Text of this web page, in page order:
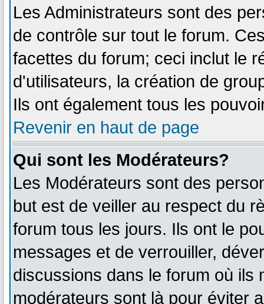
Les Administrateurs sont des
de contrôle sur tout le forum.
facettes du forum; ceci inclut le
d'utilisateurs, la création de
Ils ont également tous les
Revenir en haut de page
Qui sont les Modérateurs?
Les Modérateurs sont des
but est de veiller au respect du
forum tous les jours. Ils ont le
messages et de verrouiller,
discussions dans le forum où ils
modérateurs sont là pour éviter